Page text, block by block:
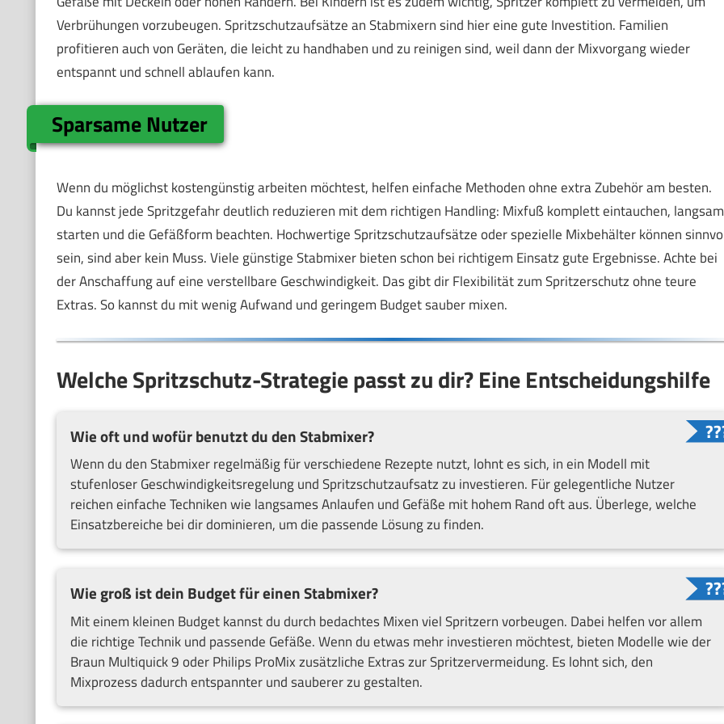
Verbrühungen vorzubeugen. Spritzschutzaufsätze an Stabmixern sind hier eine gute Investition. Familien
profitieren auch von Geräten, die leicht zu handhaben und zu reinigen sind, weil dann der Mixvorgang wieder
entspannt und schnell ablaufen kann.
Sparsame Nutzer
Wenn du möglichst kostengünstig arbeiten möchtest, helfen einfache Methoden ohne extra Zubehör am besten.
Du kannst jede Spritzgefahr deutlich reduzieren mit dem richtigen Handling: Mixfuß komplett eintauchen, langsam
starten und die Gefäßform beachten. Hochwertige Spritzschutzaufsätze oder spezielle Mixbehälter können
sein, sind aber kein Muss. Viele günstige Stabmixer bieten schon bei richtigem Einsatz gute Ergebnisse. Achte bei
der Anschaffung auf eine verstellbare Geschwindigkeit. Das gibt dir Flexibilität zum Spritzerschutz ohne teure
Extras. So kannst du mit wenig Aufwand und geringem Budget sauber mixen.
Welche Spritzschutz-Strategie passt zu dir? Eine Entscheidungshilfe
Wie oft und wofür benutzt du den Stabmixer?
Wenn du den Stabmixer regelmäßig für verschiedene Rezepte nutzt, lohnt es sich, in ein Modell mit
stufenloser Geschwindigkeitsregelung und Spritzschutzaufsatz zu investieren. Für gelegentliche Nutzer
reichen einfache Techniken wie langsames Anlaufen und Gefäße mit hohem Rand oft aus. Überlege, welche
Einsatzbereiche bei dir dominieren, um die passende Lösung zu finden.
Wie groß ist dein Budget für einen Stabmixer?
Mit einem kleinen Budget kannst du durch bedachtes Mixen viel Spritzern vorbeugen. Dabei helfen vor allem
die richtige Technik und passende Gefäße. Wenn du etwas mehr investieren möchtest, bieten Modelle wie der
Braun Multiquick 9 oder Philips ProMix zusätzliche Extras zur Spritzervermeidung. Es lohnt sich, den
Mixprozess dadurch entspannter und sauberer zu gestalten.